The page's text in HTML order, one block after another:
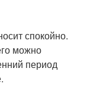
спокойно.
можно
период